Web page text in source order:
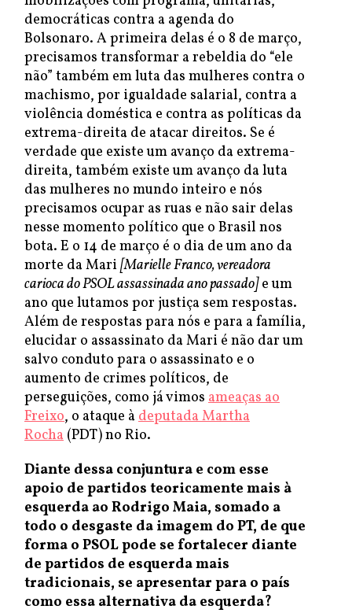
democráticas contra a agenda do
Bolsonaro. A primeira delas é o 8 de março,
precisamos transformar a rebeldia do “ele
não” também em luta das mulheres contra o
machismo, por igualdade salarial, contra a
violência doméstica e contra as políticas da
extrema-direita de atacar direitos. Se é
verdade que existe um avanço da extrema-
direita, também existe um avanço da luta
das mulheres no mundo inteiro e nós
precisamos ocupar as ruas e não sair delas
nesse momento político que o Brasil nos
bota. E o 14 de março é o dia de um ano da
morte da Mari[Marielle Franco, vereadora
carioca do PSOL assassinada ano passado]e um
ano que lutamos por justiça sem respostas.
Além de respostas para nós e para a família,
elucidar o assassinato da Mari é não dar um
salvo conduto para o assassinato e o
aumento de crimes políticos, de
perseguições, como já vimos ameaças ao
Freixo, o ataque à deputada Martha
Rocha (PDT) no Rio.
Diante dessa conjuntura e com esse
apoio de partidos teoricamente mais à
esquerda ao Rodrigo Maia, somado a
todo o desgaste da imagem do PT, de que
forma o PSOL pode se fortalecer diante
de partidos de esquerda mais
tradicionais, se apresentar para o país
como essa alternativa da esquerda?